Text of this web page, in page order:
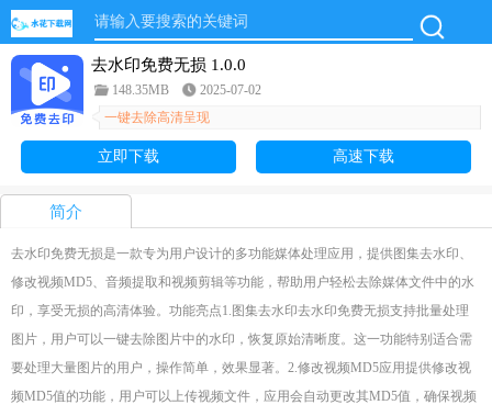
去水印免费无损 1.0.0
148.35MB
2025-07-02
一键去除高清呈现
立即下载 高速下载
简介
去水印免费无损是一款专为用户设计的多功能媒体处理应用，提供图集去水印、
修改视频MD5、音频提取和视频剪辑等功能，帮助用户轻松去除媒体文件中的水
印，享受无损的高清体验。功能亮点1.图集去水印去水印免费无损支持批量处理
图片，用户可以一键去除图片中的水印，恢复原始清晰度。这一功能特别适合需
要处理大量图片的用户，操作简单，效果显著。2.修改视频MD5应用提供修改视
频MD5值的功能，用户可以上传视频文件，应用会自动更改其MD5值，确保视频